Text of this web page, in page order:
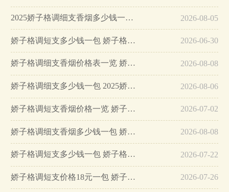
2025娇子格调细支香烟多少钱一包 娇子格调细支价格2025… 2026-08-05
娇子格调短支多少钱一包 娇子格调短支香烟价格表图… 2026-06-30
娇子格调细支香烟价格表一览 娇子格调细支多少钱一条… 2026-08-08
娇子格调细支多少钱一包 2025娇子格调细支香烟价格图表… 2026-08-06
娇子格调短支香烟价格一览 娇子格调短支多少钱一包… 2026-07-02
娇子格调细支香烟多少钱一包 娇子格调细支香烟价格一览… 2026-08-08
娇子格调短支多少钱一包 娇子格调短支参数及口感评测一览… 2026-07-22
娇子格调短支价格18元一包 娇子格调短支口感及参数… 2026-07-26